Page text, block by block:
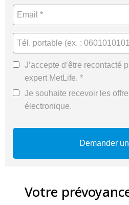
J’accepte d’être recontacté
expert MetLife. *
Je souhaite recevoir les
électronique.
Votre